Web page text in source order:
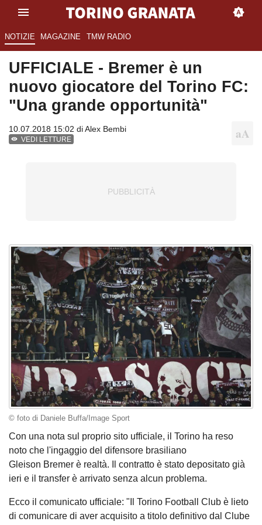
NOTIZIE MAGAZINE TMW RADIO
UFFICIALE - Bremer è un
nuovo giocatore del Torino FC:
"Una grande opportunità"
10.07.2018 15:02 diAlex Bembi
VEDI LETTURE
© foto di Daniele Buffa/Image Sport
Con una nota sul proprio sito ufficiale, il Torino ha reso
noto che l'ingaggio del difensore brasiliano
Gleison Bremer è realtà. Il contratto è stato depositato già
ieri e il transfer è arrivato senza alcun problema.
Ecco il comunicato ufficiale: "Il Torino Football Club è lieto
di comunicare di aver acquisito a titolo definitivo dal Clube